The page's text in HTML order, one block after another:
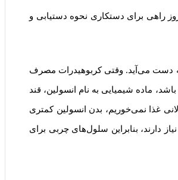
راهی برای دستکاری نحوه دستیابی و
دست می‌آید. وقتی کربوهیدرات مصرف
ماده شیمیایی به نام انسولین، قند
غذا نمی‌خوریم، بدن انسولین کمتری
دارند، بنابراین سلول‌های چربی برای